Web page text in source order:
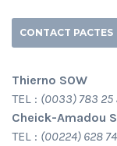
CONTACT PACTES
Thierno SOW
TEL : (0033) 783 25
Cheick-Amadou
TEL : (00224) 628